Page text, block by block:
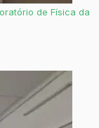
de Física da